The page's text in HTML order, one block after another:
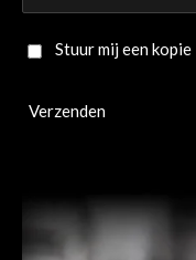
Stuur mij een kopie
Verzenden